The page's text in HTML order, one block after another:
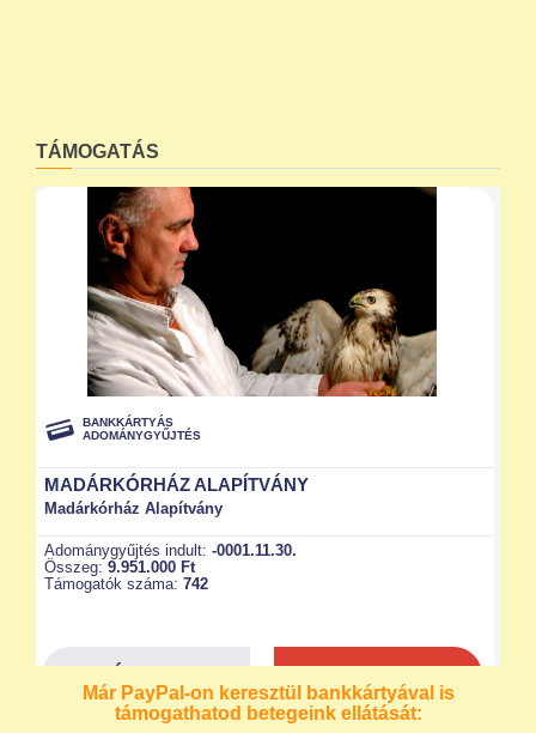
TÁMOGATÁS
Már PayPal-on keresztül bankkártyával is
támogathatod betegeink ellátását: